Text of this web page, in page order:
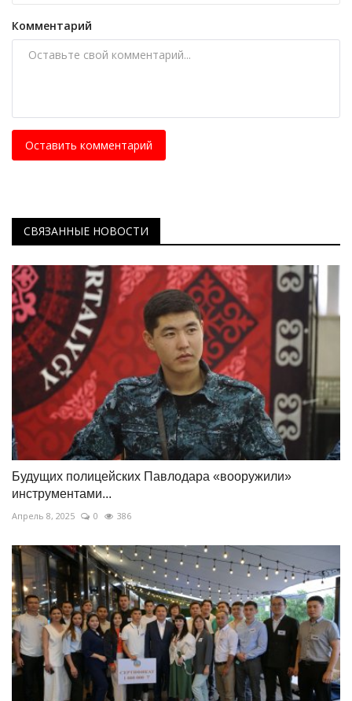
Комментарий
Оставить комментарий
СВЯЗАННЫЕ НОВОСТИ
Будущих полицейских Павлодара «вооружили»
инструментами...
Апрель 8, 2025 0 386